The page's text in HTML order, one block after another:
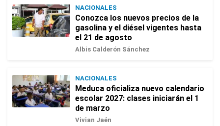
NACIONALES
Conozca los nuevos precios de la
gasolina y el diésel vigentes hasta
el 21 de agosto
Albis Calderón Sánchez
NACIONALES
Meduca oficializa nuevo calendario
escolar 2027: clases iniciarán el 1
de marzo
Vivian Jaén